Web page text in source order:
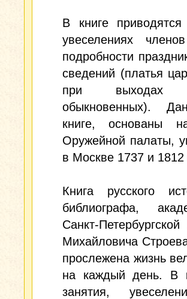
В книге
увеселениях
подробности
сведений (платья
при выходах
обыкновенных).
книге, основаны
Оружейной палаты,
в Москве 1737 и 1812
Книга русского
библиографа,
Санкт-
Михайловича
прослежена жизнь
на каждый день. В
занятия,